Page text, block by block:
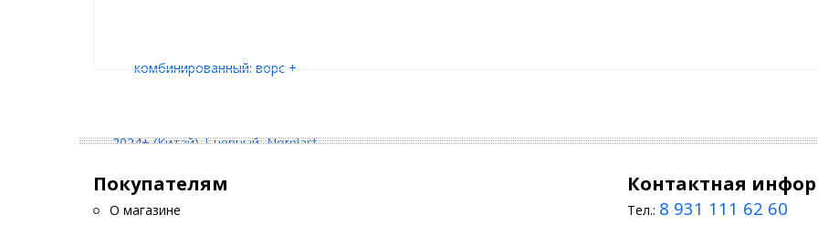
Покупателям
О магазине
Контактная
Тел.: 8 931 111 62 60